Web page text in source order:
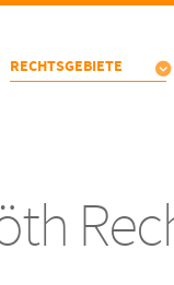
RECHTSGEBIETE